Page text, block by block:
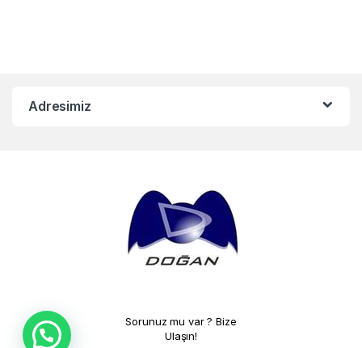
Adresimiz
Sorunuz mu var ? Bize
Ulaşın!